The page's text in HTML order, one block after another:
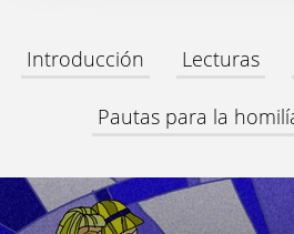
Introducción Lecturas
Pautas para la